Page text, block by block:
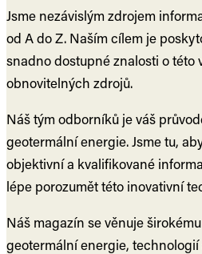
Jsme nezávislým zdrojem
od A do Z. Naším cílem je
snadno dostupné znalosti o této
obnovitelných zdrojů.
Náš tým odborníků je váš
geotermální energie. Jsme tu,
objektivní a kvalifikované
lépe porozumět této inovativní
Náš magazín se věnuje
geotermální energie,